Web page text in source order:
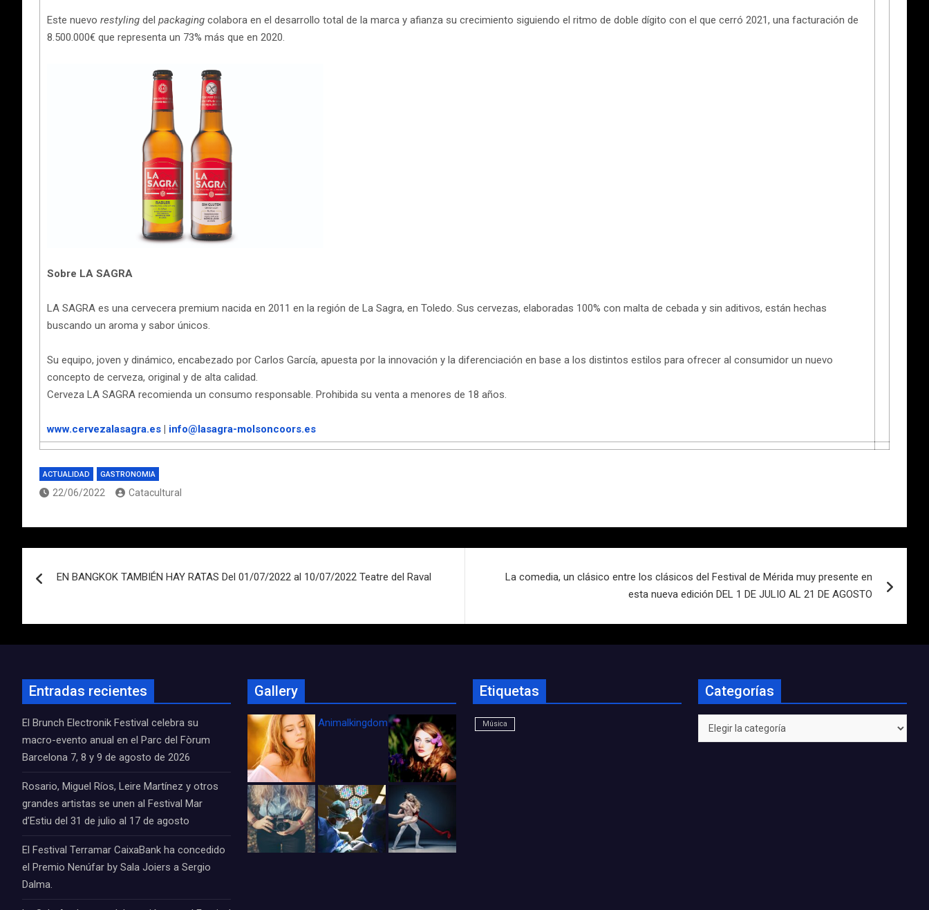
Este nuevo restyling del packaging colabora en el desarrollo total de la marca y afianza su crecimiento siguiendo el ritmo de doble dígito con el que cerró 2021, una facturación de
8.500.000€ que representa un 73% más que en 2020.
Sobre LA SAGRA
LA SAGRA es una cervecera premium nacida en 2011 en la región de La Sagra, en Toledo. Sus cervezas, elaboradas 100% con malta de cebada y sin aditivos, están hechas
buscando un aroma y sabor únicos.
Su equipo, joven y dinámico, encabezado por Carlos García, apuesta por la innovación y la diferenciación en base a los distintos estilos para ofrecer al consumidor un nuevo
concepto de cerveza, original y de alta calidad.
Cerveza LA SAGRA recomienda un consumo responsable. Prohibida su venta a menores de 18 años.
www.cervezalasagra.es | info@lasagra-molsoncoors.es
ACTUALIDAD GASTRONOMIA
22/06/2022 Catacultural
de
entradas
EN BANGKOK TAMBIÉN HAY RATAS Del 01/07/2022 al 10/07/2022 Teatre del Raval
La comedia, un clásico entre los clásicos del Festival de Mérida muy presente en
esta nueva edición DEL 1 DE JULIO AL 21 DE AGOSTO
Entradas recientes
El Brunch Electronik Festival celebra su
macro-evento anual en el Parc del Fòrum
Barcelona 7, 8 y 9 de agosto de 2026
Rosario, Miguel Ríos, Leire Martínez y otros
grandes artistas se unen al Festival Mar
d’Estiu del 31 de julio al 17 de agosto
El Festival Terramar CaixaBank ha concedido
el Premio Nenúfar by Sala Joiers a Sergio
Dalma.
Gallery
Animalkingdom_FichaCine
Etiquetas
Música
Categorías
Categorías